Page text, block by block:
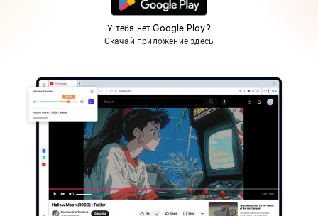
У тебя нет Google Play?
Скачай приложение здесь